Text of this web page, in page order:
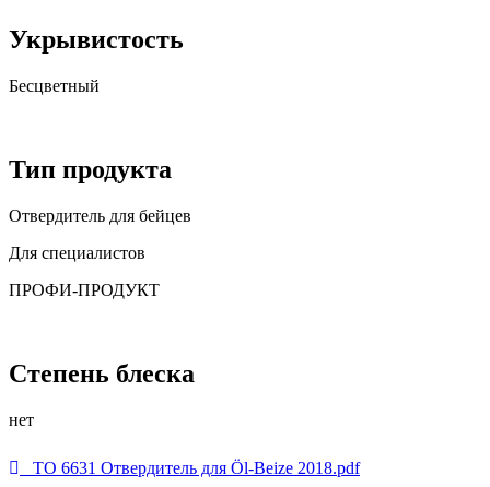
Укрывистость
Бесцветный
Тип продукта
Отвердитель для бейцев
Для специалистов
ПРОФИ-ПРОДУКТ
Степень блеска
нет
ТО 6631 Отвердитель для Öl-Beize 2018.pdf